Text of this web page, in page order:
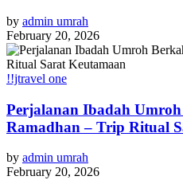
by admin umrah
February 20, 2026
!!jtravel one
Perjalanan Ibadah
Ramadhan – Trip Ritual
by admin umrah
February 20, 2026